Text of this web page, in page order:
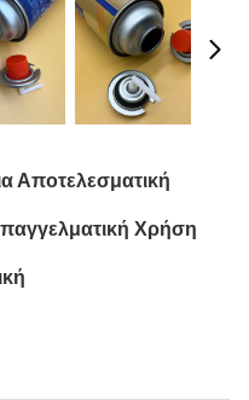
Αποτελεσματική
Χρήση